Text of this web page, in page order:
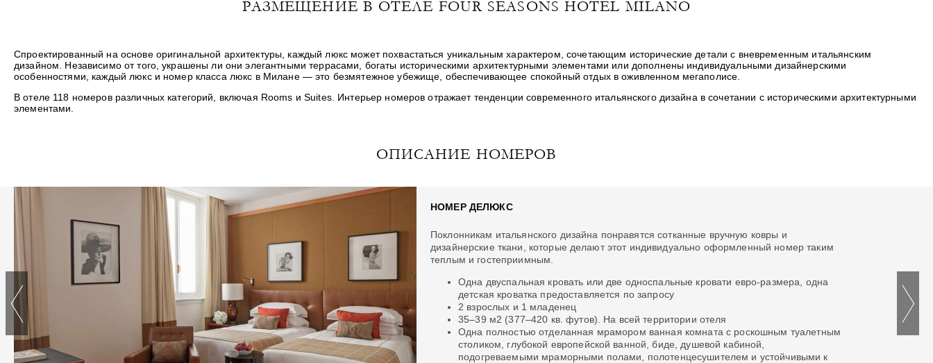
РАЗМЕЩЕНИЕ В ОТЕЛЕ FOUR SEASONS HOTEL MILANO
Спроектированный на основе оригинальной архитектуры, каждый люкс может похвастаться уникальным характером, сочетающим исторические детали с вневременным итальянским
дизайном. Независимо от того, украшены ли они элегантными террасами, богаты историческими архитектурными элементами или дополнены индивидуальными дизайнерскими
особенностями, каждый люкс и номер класса люкс в Милане — это безмятежное убежище, обеспечивающее спокойный отдых в оживленном мегаполисе.
В отеле 118 номеров различных категорий, включая Rooms и Suites. Интерьер номеров отражает тенденции современного итальянского дизайна в сочетании с историческими архитектурными
элементами.
ОПИСАНИЕ НОМЕРОВ
НОМЕР ДЕЛЮКС
Поклонникам итальянского дизайна понравятся сотканные вручную ковры и
дизайнерские ткани, которые делают этот индивидуально оформленный номер таким
теплым и гостеприимным.
Одна двуспальная кровать или две односпальные кровати евро-размера, одна
детская кроватка предоставляется по запросу
2 взрослых и 1 младенец
35–39 м2 (377–420 кв. футов). На всей территории отеля
Одна полностью отделанная мрамором ванная комната с роскошным туалетным
столиком, глубокой европейской ванной, биде, душевой кабиной,
подогреваемыми мраморными полами, полотенцесушителем и устойчивыми к